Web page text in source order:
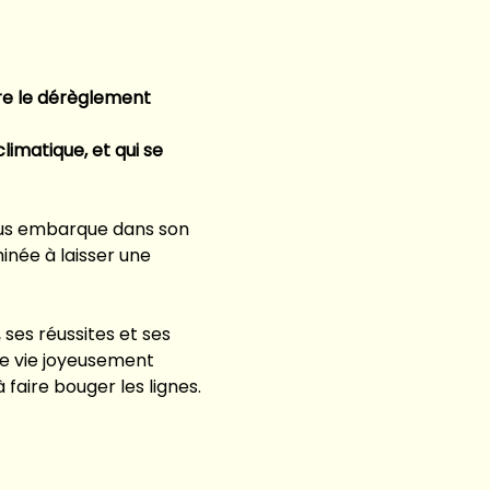
le dérèglement
et qui se
embarque dans son
à laisser une
réussites et ses
vie joyeusement
bouger les lignes.